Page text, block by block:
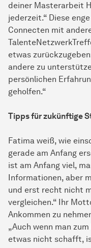
deiner Masterarbeit
jederzeit.“ Diese
Connecten mit
etwas
andere zu
persönlichen
geholfen.“
Tipps für zukünftige
Fatima weiß, wie
gerade am Anfang
ist am Anfang viel,
Informationen, aber
und erst recht nicht
vergleichen.“ Ihr
Ankommen zu
„Auch wenn man
etwas nicht schafft,